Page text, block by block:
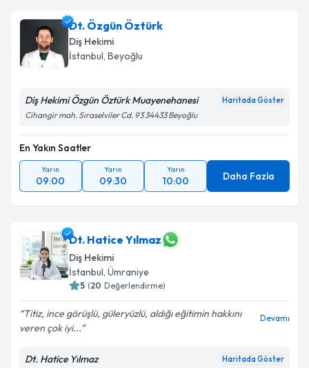
Dt. Özgün Öztürk
Diş Hekimi
İstanbul, Beyoğlu
Diş Hekimi Özgün Öztürk Muayenehanesi Haritada Göster
Cihangir mah. Sıraselviler Cd. 93 34433 Beyoğlu
En Yakın Saatler
Yarın
09:00
Yarın
09:30
Yarın
10:00 Daha Fazla
Dt. Hatice Yılmaz
Diş Hekimi
İstanbul, Ümraniye
5 (20 Değerlendirme)
Titiz, ince görüşlü, güleryüzlü, aldığı eğitimin hakkını
veren çok iyi...
Devamı
Dt. Hatice Yılmaz Haritada Göster